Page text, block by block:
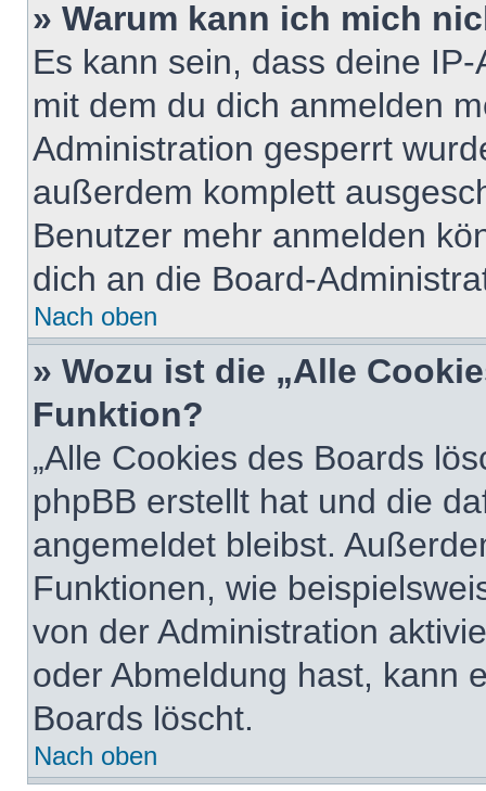
» Warum kann ich mich
Es kann sein, dass deine
mit dem du dich anmelden
Administration gesperrt
außerdem komplett
Benutzer mehr anmelden
dich an die Board-
Nach oben
» Wozu ist die „Alle
Funktion?
„Alle Cookies des Boards
phpBB erstellt hat und die
angemeldet bleibst.
Funktionen, wie
von der Administration
oder Abmeldung hast, kann
Boards löscht.
Nach oben